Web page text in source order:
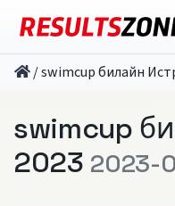
/swimcup билайн
swimcup
2023 2023-